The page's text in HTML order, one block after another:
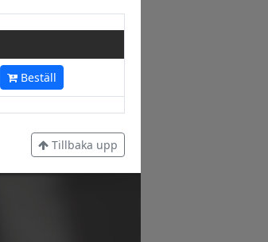
Beställ
Tillbaka upp